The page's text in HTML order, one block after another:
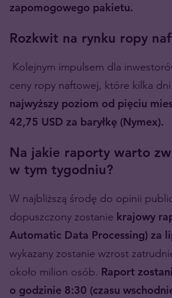
zapomogowego pakietu.
Rozkwit na rynku ropy
Kolejnym impulsem dla
ceny ropy naftowej, które kilka
najwyższy poziom od pięciu
42,75 USD za baryłkę (Nymex).
Na jakie raporty warto
w tym tygodniu?
W najbliższą środę do opinii
dopuszczony zostanie krajowy
Automatic Data Processing) za
wykazany zostanie wzrost
około milion osób. Raport
o godzinie 8:30 (czasu